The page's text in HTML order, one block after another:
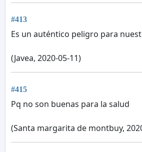
#413
Es un auténtico peligro para
(Javea, 2020-05-11)
#415
Pq no son buenas para la salud
(Santa margarita de montbuy,